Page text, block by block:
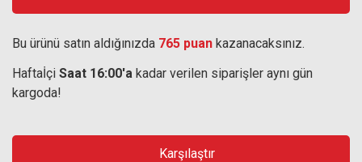
Bu ürünü satın aldığınızda 765 puan kazanacaksınız.
Haftaİçi Saat 16:00'a kadar verilen siparişler aynı gün
kargoda!
Karşılaştır